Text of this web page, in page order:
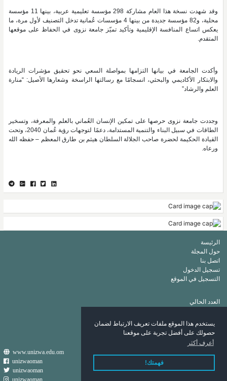
يستخدم هذا الموقع ملفات تعريف الارتباط لضمان
حصولك على أفضل تجربة على موقعنا
أعرف أكثر
فهمتك!
وقد شهدت نسخة هذا العام مشاركة 298 مؤسسة تعليمية عربية، بينها 11 مؤسسة
محلية، و82 مؤسسة جديدة من بينها 4 مؤسسات عُمانية تدخل التصنيف لأول مرة، ما
يعكس اتساع المنافسة الإقليمية وتأكيد تميّز جامعة نزوى في الحفاظ على موقعها
المتقدم.
وأكدت الجامعة في بيانها التزامها بمواصلة السعي نحو تحقيق مؤشرات الريادة
والابتكار الأكاديمي والبحثي، انسجامًا مع رسالتها الراسخة وشعارها الأصيل: “منارة
العلم والرشاد”
وجددت جامعة نزوى حرصها على تمكين الإنسان العُماني بالعلم والمعرفة، وتسخير
الطاقات في سبيل البناء والتنمية المستدامة، دعمًا لتوجهات رؤية عُمان 2040، وتحت
القيادة الحكيمة لحضرة صاحب الجلالة السلطان هيثم بن طارق المعظم – حفظه الله
ورعاه. ‏
الرئيسة
حول المجلة
اتصل بنا
تسجيل الدخول
التسجيل في الموقع
العدد الحالي
قائمة الكلمات الرئيسة
قائمة المؤلفين
www.unizwa.edu.om
unizwaoman
unizwaoman
unizwaoman